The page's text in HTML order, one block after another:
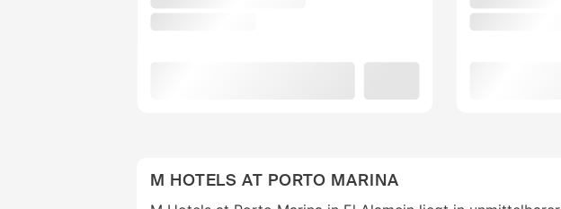
M HOTELS AT PORTO MARINA